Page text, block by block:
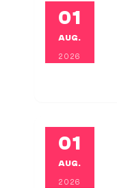
01
AUG.
2026
01
AUG.
2026